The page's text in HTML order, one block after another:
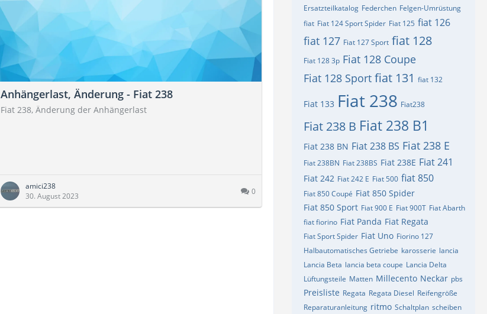
Anhängerlast, Änderung - Fiat 238
Fiat 238, Änderung der Anhängerlast
amici238
30. August 2023
0
Ersatzteilkatalog Federchen Felgen-Umrüstung
fiat Fiat 124 Sport Spider Fiat 125 fiat 126
fiat 127 Fiat 127 Sport fiat 128
Fiat 128 3p Fiat 128 Coupe
Fiat 128 Sport fiat 131 fiat 132
Fiat 133 Fiat 238 Fiat238
Fiat 238 B Fiat 238 B1
Fiat 238 BN Fiat 238 BS Fiat 238 E
Fiat 238BN Fiat 238BS Fiat 238E Fiat 241
Fiat 242 Fiat 242 E Fiat 500 fiat 850
Fiat 850 Coupé Fiat 850 Spider
Fiat 850 Sport Fiat 900 E Fiat 900T Fiat Abarth
fiat fiorino Fiat Panda Fiat Regata
Fiat Sport Spider Fiat Uno Fiorino 127
Halbautomatisches Getriebe karosserie lancia
Lancia Beta lancia beta coupe Lancia Delta
Lüftungsteile Matten Millecento Neckar pbs
Preisliste Regata Regata Diesel Reifengröße
Reparaturanleitung ritmo Schaltplan scheiben